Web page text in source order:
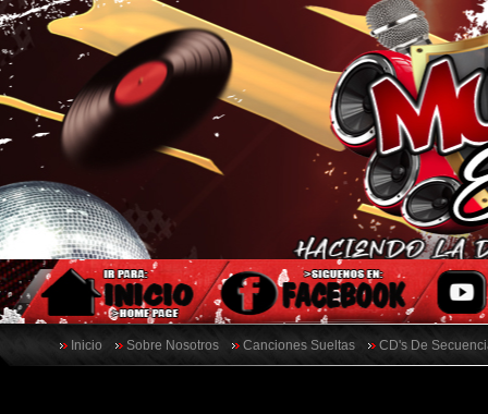
Inicio Sobre Nosotros Canciones Sueltas CD's De